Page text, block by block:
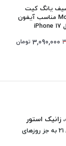
یانگ کیت
Morandi Series مناسب آیفون
3,090,000 تومان
زانیک استور
ساعت پاسخگویی : شنبه تا چهارشنبه 10 الی 14 - 18 الی 21 به جز روزهای